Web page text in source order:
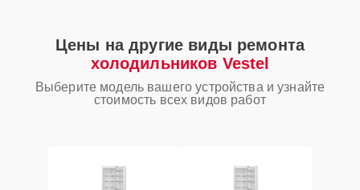
Цены на другие виды ремонта
холодильников Vestel
Выберите модель вашего устройства и узнайте
стоимость всех видов работ